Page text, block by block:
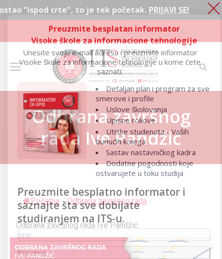
crte", to je tek početak.PRIJAVI SE!
Ako si ostao “ispod crte", to je tek početak.PRIJAVI SE!
Odbrana završnog
rada Ive Pandžić
Početna / Odbrana završnog rada
Odbrana završnog rada Ive Pandžić
Preuzmite besplatan informator
Visoke škole za informacione tehnologije
Unesite svoju e-mail adresu i preuzmite informator
Visoke škole za informacione tehnologije u kome ćete
saznati:
Detaljan plan i program za sve
smerove i profile
Uslove školovanja
Upisne rokove
Utiske studenata - Vaših
budućih kolega
Sastav nastavničkog kadra
Dodatne pogodnosti koje
ostvarujete u toku studija
Preuzmite besplatno informator i
saznajte šta sve dobijate
studiranjem na ITS-u.